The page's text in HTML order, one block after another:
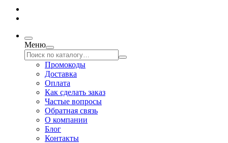
Меню
Промокоды
Доставка
Оплата
Как сделать заказ
Частые вопросы
Обратная связь
О компании
Блог
Контакты